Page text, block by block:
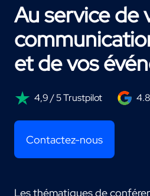
Au service de
et de vos
4,9 / 5 Trustpilot
Contactez-nous
Les thématiques de